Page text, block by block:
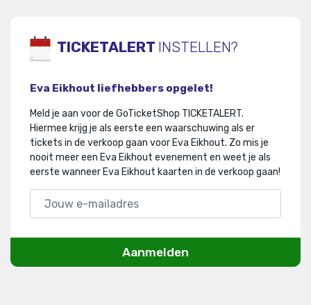
TICKETALERT INSTELLEN?
Eva Eikhout liefhebbers opgelet!
Meld je aan voor de GoTicketShop TICKETALERT.
Hiermee krijg je als eerste een waarschuwing als er
tickets in de verkoop gaan voor Eva Eikhout. Zo mis je
nooit meer een Eva Eikhout evenement en weet je als
eerste wanneer Eva Eikhout kaarten in de verkoop gaan!
Aanmelden